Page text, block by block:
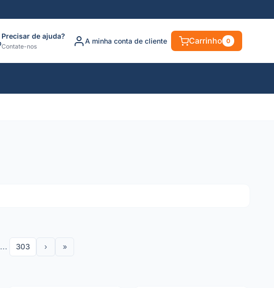
Precisar de ajuda?
Contate-nos
A minha conta de cliente Carrinho 0
... 303 › »